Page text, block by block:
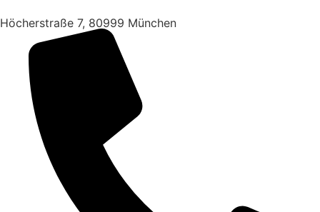
Höcherstraße 7, 80999 München